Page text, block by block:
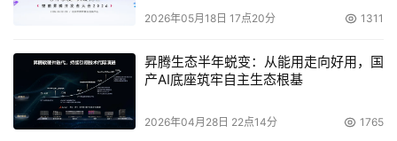
来说，产销协调难度大，容易造成缺货、断货或者产品积压
情况。如果企业无法准确掌握和预测纯销状况，那么生产的
盲目性就更大了。因此，在运营分析上，企业应做到包括对
成本的分析、供应链分析、渠道分析以及研发、质量、人力
2026年05月18日 17点20分 1311
昇腾生态半年蜕变：从能用走向好用，国
产AI底座筑牢自主生态根基
2026年04月28日 22点14分 1765